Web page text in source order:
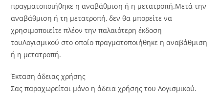
πραγματοποιήθηκε η αναβάθμιση ή η μετατροπή.Μετά την
αναβάθμιση ή τη μετατροπή, δεν θα μπορείτε να
χρησιμοποιείτε πλέον την παλαιότερη έκδοση
τουΛογισμικού στο οποίο πραγματοποιήθηκε η αναβάθμιση
ή η μετατροπή.
Έκταση άδειας χρήσης
Σας παραχωρείται μόνο η άδεια χρήσης του Λογισμικού.